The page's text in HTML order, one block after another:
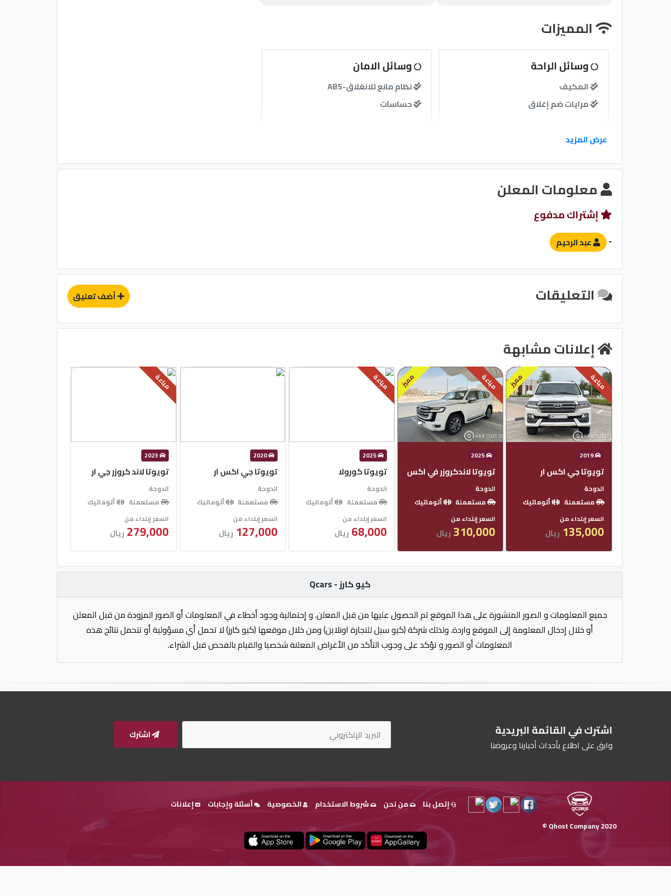
المميزات
وسائل الراحة
المكيف
مرايات ضم إغلاق
نوافذ
نظام الصوت
وسائل الامان
نظام مانع للانغلاق-ABS
حساسات
عرض المزيد
معلومات المعلن
إشتراك مدفوع
- عبد الرحيم
التعليقات أضف تعليق
إعلانات مشابهة
مميز مباعة
2019
تويوتا جي اكس ار
الدوحة
مستعملة
أتوماتيك
السعر إبتداء من
135,000 ريال
مميز مباعة
2025
تويوتا لاندكروزر في اكس
الدوحة
مستعملة
أتوماتيك
السعر إبتداء من
310,000 ريال
مباعة
2025
تويوتا كورولا
الدوحة
مستعملة
أتوماتيك
السعر إبتداء من
68,000 ريال
2020
تويوتا جي اكس ار
الدوحة
مستعملة
أتوماتيك
السعر إبتداء من
127,000 ريال
مباعة
2023
تويوتا لاند كروزر جي ار
الدوحة
مستعملة
أتوماتيك
السعر إبتداء من
279,000 ريال
كيو كارز - Qcars
جميع المعلومات و الصور المنشورة على هذا الموقع تم الحصول عليها من قبل المعلن. و إحتمالية وجود أخطاء في المعلومات أو الصور المزودة من قبل المعلن
أو خلال إدخال المعلومة إلى الموقع واردة. ولذلك شركة (كيو سيل للتجارة اونلاين) ومن خلال موقعها (كيو كارز) لا تحمل أي مسؤولية أو تتحمل نتائج هذه
المعلومات أو الصور و تؤكد على وجوب التأكد من الأغراض المعلنة شخصيا والقيام بالفحص قبل الشراء.
اشترك في القائمة البريدية
وابق على اطلاع بأحداث أخبارنا وعروضنا
اشترك
Qhost Company 2020 ©
إتصل بنا من نحن شروط الاستخدام الخصوصية أسئلة وإجابات إعلانات